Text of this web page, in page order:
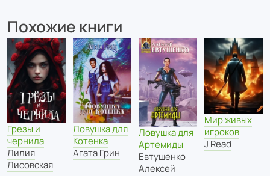
Похожие книги
Грезы и
чернила
Лилия
Лисовская
Ловушка для
Котенка
Агата Грин
Ловушка для
Артемиды
Евтушенко
Алексей
Мир живых
игроков
J Read